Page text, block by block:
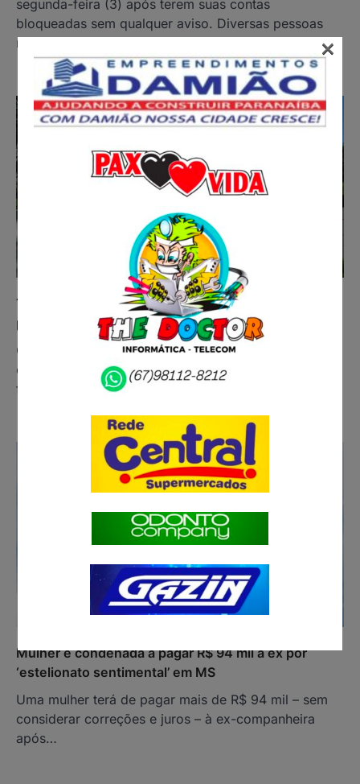
segunda-feira (3) após terem suas contas
bloqueadas sem qualquer aviso. Diversas pessoas
relataram nas…
TJMS abre processo seletivo com salários que
podem chegar a R$ 17 mil; veja como se inscrever
O Tribunal de Justiça de Mato Grosso do Sul (TJMS)
está com inscrições abertas, até a próxima quinta-
feira (11), para…
Mulher é condenada a pagar R$ 94 mil à ex por
‘estelionato sentimental’ em MS
Uma mulher terá de pagar mais de R$ 94 mil – sem
considerar correções e juros – à ex-companheira
após…
×